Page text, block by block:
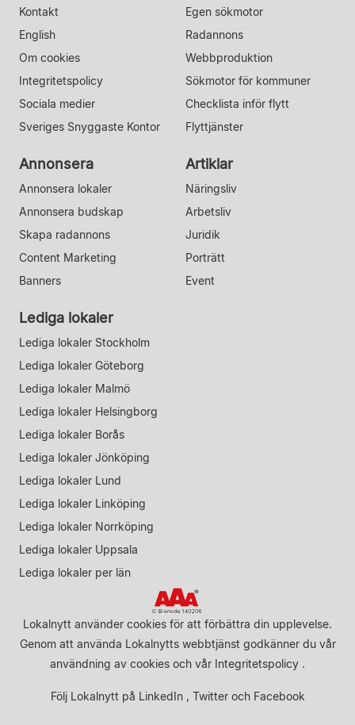
Kontakt
English
Om cookies
Integritetspolicy
Sociala medier
Sveriges Snyggaste Kontor
Egen sökmotor
Radannons
Webbproduktion
Sökmotor för kommuner
Checklista inför flytt
Flyttjänster
Annonsera
Annonsera lokaler
Annonsera budskap
Skapa radannons
Content Marketing
Banners
Artiklar
Näringsliv
Arbetsliv
Juridik
Porträtt
Event
Lediga lokaler
Lediga lokaler Stockholm
Lediga lokaler Göteborg
Lediga lokaler Malmö
Lediga lokaler Helsingborg
Lediga lokaler Borås
Lediga lokaler Jönköping
Lediga lokaler Lund
Lediga lokaler Linköping
Lediga lokaler Norrköping
Lediga lokaler Uppsala
Lediga lokaler per län
Lokalnytt använder cookies för att förbättra din upplevelse.
Genom att använda Lokalnytts webbtjänst godkänner du vår
användning av cookies och vår Integritetspolicy .
Följ Lokalnytt på LinkedIn, Twitteroch Facebook